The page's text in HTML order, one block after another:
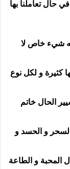
حال تعاملنا بها
شيء خاص لا
كثيرة و لكل نوع
الحال خاتم
و الحسد و
المحبة و الطاعة